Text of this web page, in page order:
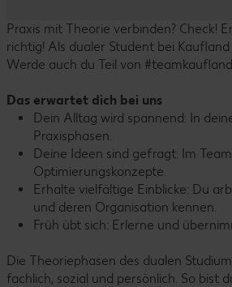
Praxis mit Theorie verbinden? Check!
richtig! Als dualer Student bei
Werde auch du Teil von
Das erwartet dich bei uns
Dein Alltag wird spannend: In
Praxisphasen.
Deine Ideen sind gefragt: Im
Optimierungskonzepte.
Erhalte vielfältige Einblicke: Du
und deren Organisation kennen.
Früh übt sich: Erlerne und
Die Theoriephasen des dualen
fachlich, sozial und persönlich. So